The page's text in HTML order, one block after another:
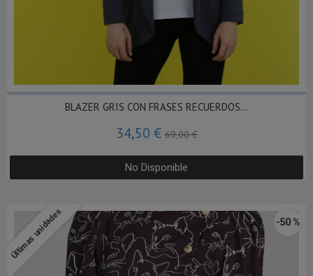
BLAZER GRIS CON FRASES RECUERDOS...
34,50 €69,00 €
No Disponible
Últimas unidades -50 %